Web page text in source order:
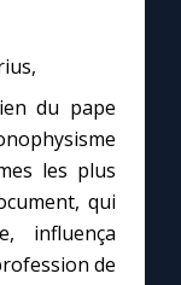
du pape
les plus
qui
influença
de